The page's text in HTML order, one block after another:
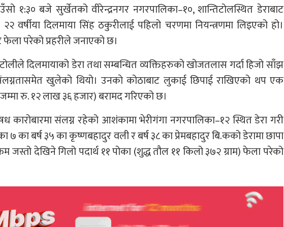
१:३० बजे सुर्खेतको वीरेन्द्रनगर नगरपालिका–१०, शान्तिटोलस्थित डेराबाट
वर्षीया दिलमाया सिंह ठकुरीलाई पहिलो चरणमा नियन्त्रणमा लिइएको हो।
परेको प्रहरीले जनाएको छ।
दिलमायाको डेरा तथा सम्बन्धित व्यक्तिहरुको खोजतलास गर्दा हिजो साँझ
खुलेको थियो। उनकाे कोठाबाट लुकाई छिपाई राखिएको थप एक
रु. १२ लाख ३६ हजार) बरामद गरिएको छ।
कारोबारमा संलग्न रहेको आशंकामा भेरीगंगा नगरपालिका–१२ स्थित डेरा गरी
का बर्ष ३५ का कृष्णबहादुर वली र बर्ष ३८ का प्रेमबहादुर बि.कको डेरामा छापा
जस्तो देखिने गिलो पदार्थ ११ पोका (शुद्ध तौल ११ किलो ३७२ ग्राम) फेला परेको